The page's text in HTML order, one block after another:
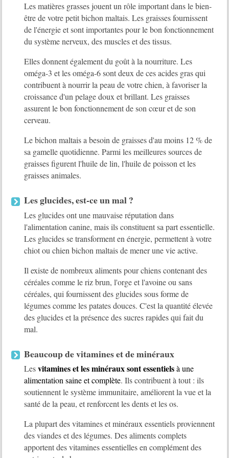
Les matières grasses jouent un rôle important dans le bien-
être de votre petit bichon maltais. Les graisses fournissent
de l'énergie et sont importantes pour le bon fonctionnement
du système nerveux, des muscles et des tissus.
Elles donnent également du goût à la nourriture. Les
oméga-3 et les oméga-6 sont deux de ces acides gras qui
contribuent à nourrir la peau de votre chien, à favoriser la
croissance d'un pelage doux et brillant. Les graisses
assurent le bon fonctionnement de son cœur et de son
cerveau.
Le bichon maltais a besoin de graisses d'au moins 12 % de
sa gamelle quotidienne. Parmi les meilleures sources de
graisses figurent l'huile de lin, l'huile de poisson et les
graisses animales.
Les glucides, est-ce un mal ?
Les glucides ont une mauvaise réputation dans
l'alimentation canine, mais ils constituent sa part essentielle.
Les glucides se transforment en énergie, permettent à votre
chiot ou chien bichon maltais de mener une vie active.
Il existe de nombreux aliments pour chiens contenant des
céréales comme le riz brun, l'orge et l'avoine ou sans
céréales, qui fournissent des glucides sous forme de
légumes comme les patates douces. C'est la quantité élevée
des glucides et la présence des sucres rapides qui fait du
mal.
Beaucoup de vitamines et de minéraux
Lesvitamines et les minéraux sont essentielsà une
alimentation saine et complète. Ils contribuent à tout : ils
soutiennent le système immunitaire, améliorent la vue et la
santé de la peau, et renforcent les dents et les os.
La plupart des vitamines et minéraux essentiels proviennent
des viandes et des légumes. Des aliments complets
apportent des vitamines essentielles en complément des